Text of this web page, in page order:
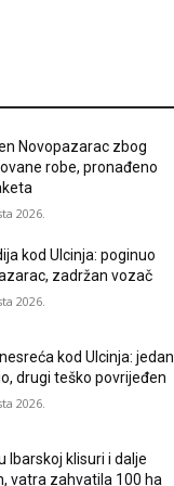
Novopazarac zbog
robe, pronađeno
2026.
kod Ulcinja: poginuo
zadržan vozač
2026.
kod Ulcinja: jedan
drugi teško povrijeđen
2026.
Ibarskoj klisuri i dalje
vatra zahvatila 100 ha